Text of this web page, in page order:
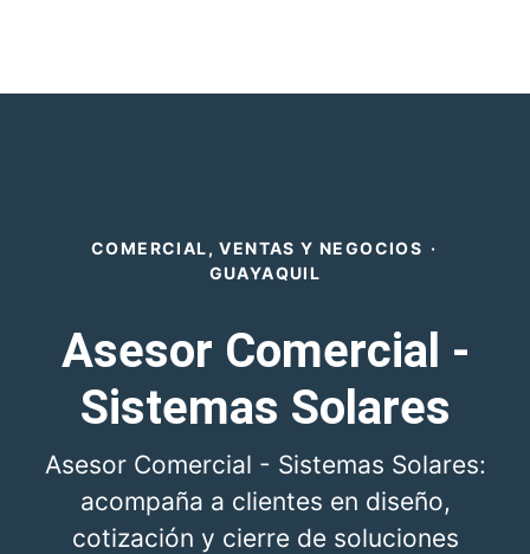
COMERCIAL, VENTAS Y NEGOCIOS ·
GUAYAQUIL
Asesor Comercial -
Sistemas Solares
Asesor Comercial - Sistemas Solares:
acompaña a clientes en diseño,
cotización y cierre de soluciones